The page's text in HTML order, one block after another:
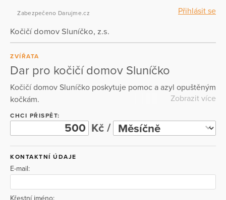
Přihlásit se
Zabezpečeno Darujme.cz
Kočičí domov Sluníčko, z.s.
ZVÍŘATA
Dar pro kočičí domov Sluníčko
Kočičí domov Sluníčko poskytuje pomoc a azyl opuštěným
kočkám.
Zobrazit více
CHCI PŘISPĚT:
Kč /
KONTAKTNÍ ÚDAJE
E-mail:
Křestní jméno: